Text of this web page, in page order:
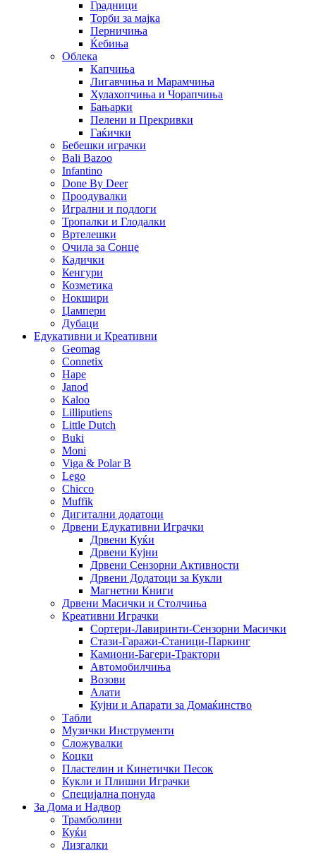
Градници
Торби за мајка
Перничиња
Ќебиња
Облека
Капчиња
Лигавчиња и Марамчиња
Хулахопчиња и Чорапчиња
Бањарки
Пелени и Прекривки
Гаќички
Бебешки играчки
Bali Bazoo
Infantino
Done By Deer
Проодувалки
Игрални и подлоги
Тропалки и Глодалки
Вртелешки
Очила за Сонце
Кадички
Кенгури
Козметика
Нокшири
Џампери
Дубаци
Едукативни и Креативни
Geomag
Connetix
Hape
Janod
Kaloo
Lilliputiens
Little Dutch
Buki
Moni
Viga & Polar B
Lego
Chicco
Muffik
Дигитални додатоци
Дрвени Едукативни Играчки
Дрвени Куќи
Дрвени Кујни
Дрвени Сензорни Активности
Дрвени Додатоци за Кукли
Магнетни Книги
Дрвени Масички и Столчиња
Креативни Играчки
Сортери-Лавиринти-Сензорни Масички
Стази-Гаражи-Станици-Паркинг
Камиони-Багери-Трактори
Автомобилчиња
Возови
Алати
Кујни и Апарати за Домаќинство
Табли
Музички Инструменти
Сложувалки
Коцки
Пластелин и Кинетички Песок
Кукли и Плишни Играчки
Специјална понуда
За Дома и Надвор
Трамболини
Куќи
Лизгалки